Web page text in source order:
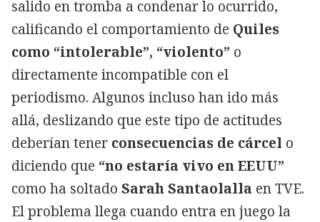
salido en tromba a condenar lo ocurrido,
calificando el comportamiento de Quiles
como “intolerable”, “violento” o
directamente incompatible con el
periodismo. Algunos incluso han ido más
allá, deslizando que este tipo de actitudes
deberían tener consecuencias de cárcel o
diciendo que “no estaría vivo en EEUU”
como ha soltado Sarah Santaolalla en TVE.
El problema llega cuando entra en juego la